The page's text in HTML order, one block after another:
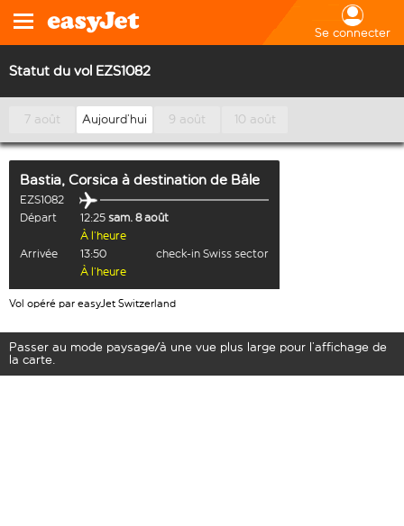
Se connecter
Statut du vol EZS1082
7 août Aujourd’hui 9 août 10 août
Bastia, Corsica à destination de Bâle
EZS1082
Départ
12:25 sam. 8 août
À l’heure
Arrivée
13:50
check-in Swiss sector
À l’heure
Vol opéré par easyJet Switzerland
Passer au mode paysage/à une vue plus large pour l’affichage de
la carte.